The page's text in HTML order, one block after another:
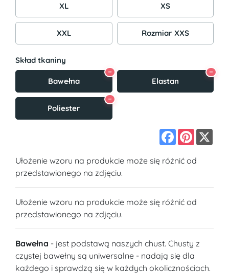
XL XS
XXL Rozmiar XXS
Skład tkaniny
Bawełna
−
Elastan
−
Poliester
−
Facebook
Pinterest
Ułożenie wzoru na produkcie może się różnić od
przedstawionego na zdjęciu.
Ułożenie wzoru na produkcie może się różnić od
przedstawionego na zdjęciu.
Bawełna - jest podstawą naszych chust. Chusty z
czystej bawełny są uniwersalne - nadają się dla
każdego i sprawdzą się w każdych okolicznościach.